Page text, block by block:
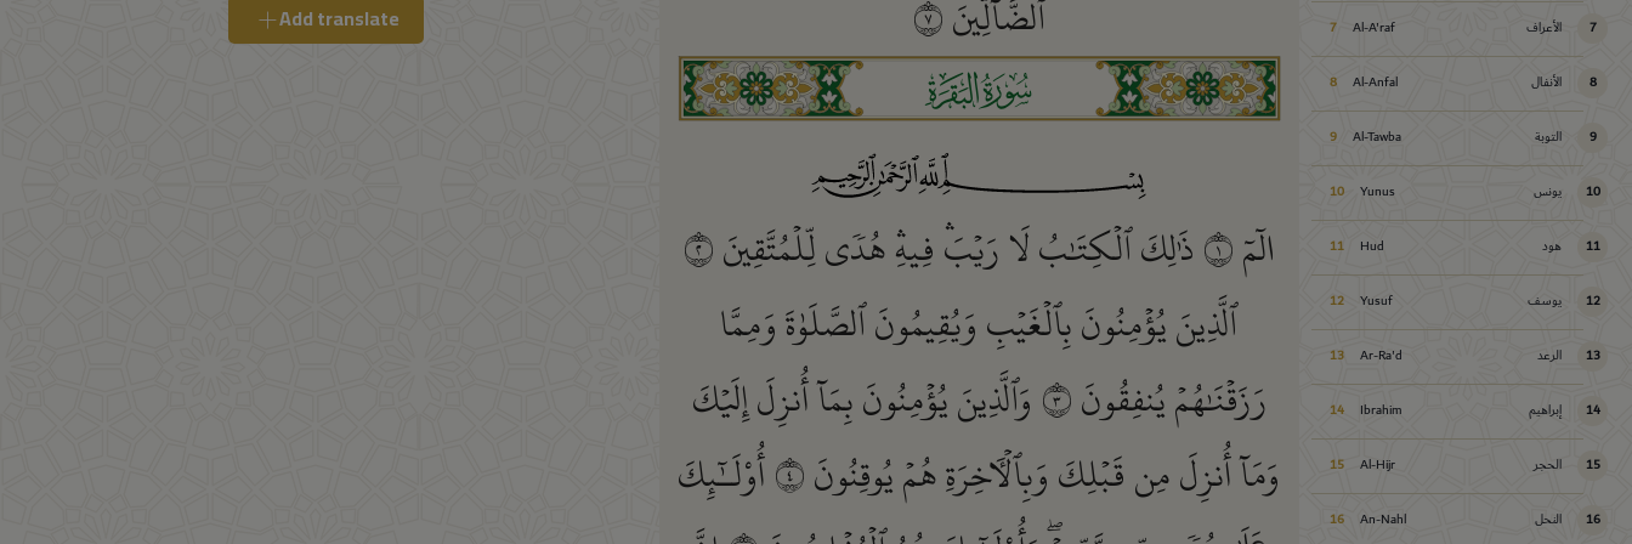
7 الأعراف Al-A'raf
7
8 الأنفال Al-Anfal
8
9 التوبة Al-Tawba
9
10 يونس Yunus
10
11 هود Hud
11
12 يوسف Yusuf
12
13 الرعد Ar-Ra'd
13
14 إبراهيم Ibrahim
14
15 الحجر Al-Hijr
15
16 النحل An-Nahl
16
ٱلضَّآلِّينَ٧
ﮎ
الٓمٓ١ذَٰلِكَ ٱلۡكِتَٰبُ لَا رَيۡبَۛ فِيهِۛ هُدٗى لِّلۡمُتَّقِينَ٢
ٱلَّذِينَ يُؤۡمِنُونَ بِٱلۡغَيۡبِ وَيُقِيمُونَ ٱلصَّلَوٰةَ وَمِمَّا
رَزَقۡنَٰهُمۡ يُنفِقُونَ٣وَٱلَّذِينَ يُؤۡمِنُونَ بِمَآ أُنزِلَ إِلَيۡكَ
وَمَآ أُنزِلَ مِن قَبۡلِكَ وَبِٱلۡأٓخِرَةِ هُمۡ يُوقِنُونَ٤أُوْلَـٰٓئِكَ
Add translate